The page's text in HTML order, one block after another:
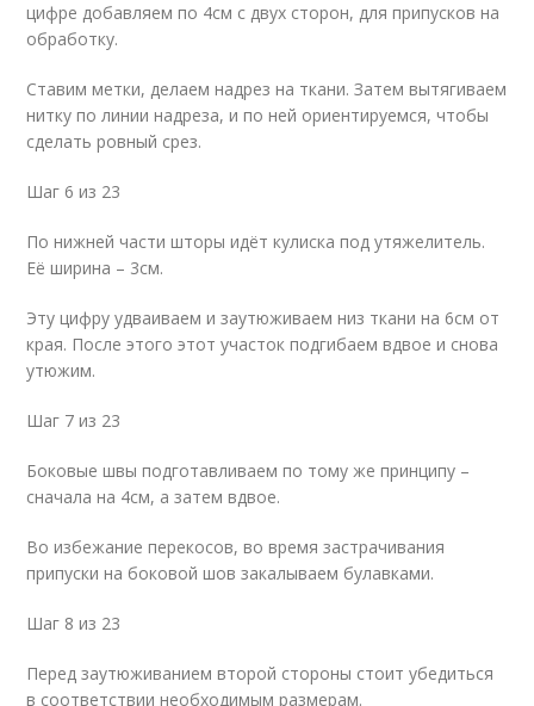
цифре добавляем по 4см с двух сторон, для припусков на
обработку.
Ставим метки, делаем надрез на ткани. Затем вытягиваем
нитку по линии надреза, и по ней ориентируемся, чтобы
сделать ровный срез.
Шаг 6 из 23
По нижней части шторы идёт кулиска под утяжелитель.
Её ширина – 3см.
Эту цифру удваиваем и заутюживаем низ ткани на 6см от
края. После этого этот участок подгибаем вдвое и снова
утюжим.
Шаг 7 из 23
Боковые швы подготавливаем по тому же принципу –
сначала на 4см, а затем вдвое.
Во избежание перекосов, во время застрачивания
припуски на боковой шов закалываем булавками.
Шаг 8 из 23
Перед заутюживанием второй стороны стоит убедиться
в соответствии необходимым размерам.